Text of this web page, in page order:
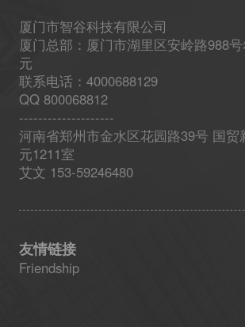
厦门市智谷科技有限公司
厦门总部：厦门市湖里区安岭路988
元
联系电话：4000688129
QQ 800068812
--------------------
河南省郑州市金水区花园路39号 国贸
元1211室
艾文 153-59246480
友情链接
Friendship